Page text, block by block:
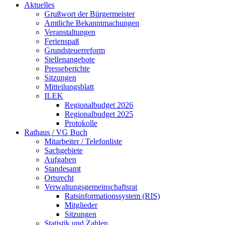
Aktuelles
Grußwort der Bürgermeister
Amtliche Bekanntmachungen
Veranstaltungen
Ferienspaß
Grundsteuerreform
Stellenangebote
Presseberichte
Sitzungen
Mitteilungsblatt
ILEK
Regionalbudget 2026
Regionalbudget 2025
Protokolle
Rathaus / VG Buch
Mitarbeiter / Telefonliste
Sachgebiete
Aufgaben
Standesamt
Ortsrecht
Verwaltungsgemeinschaftsrat
Ratsinformationssystem (RIS)
Mitglieder
Sitzungen
Statistik und Zahlen